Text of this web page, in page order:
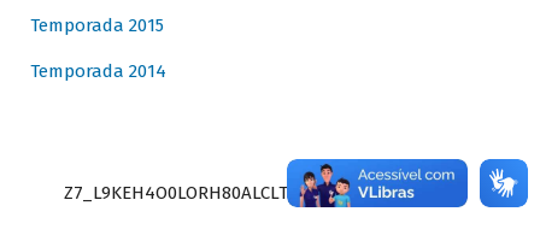
Temporada 2015
Temporada 2014
Z7_L9KEH4O0LORH80ALCLTPF80S27